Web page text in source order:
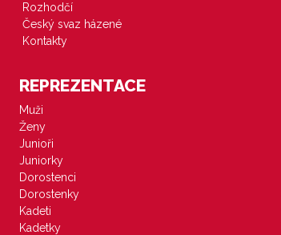
Rozhodčí
Český svaz házené
Kontakty
REPREZENTACE
Muži
Ženy
Junioři
Juniorky
Dorostenci
Dorostenky
Kadeti
Kadetky